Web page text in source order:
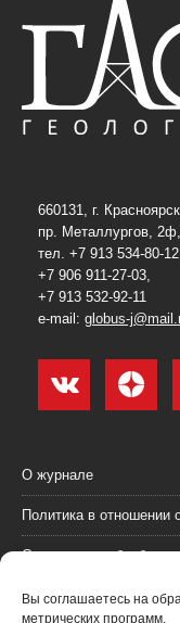
Вы соглашаетесь на
метрических программ.
660131, г. Красноярск,
пр. Металлургов,
тел. +7 913 534-80-12,
+7 906 911-27-03,
+7 913 532-92-11
e-mail: globus-
О журнале
Политика в отношении
Согласие на
Пользовательское